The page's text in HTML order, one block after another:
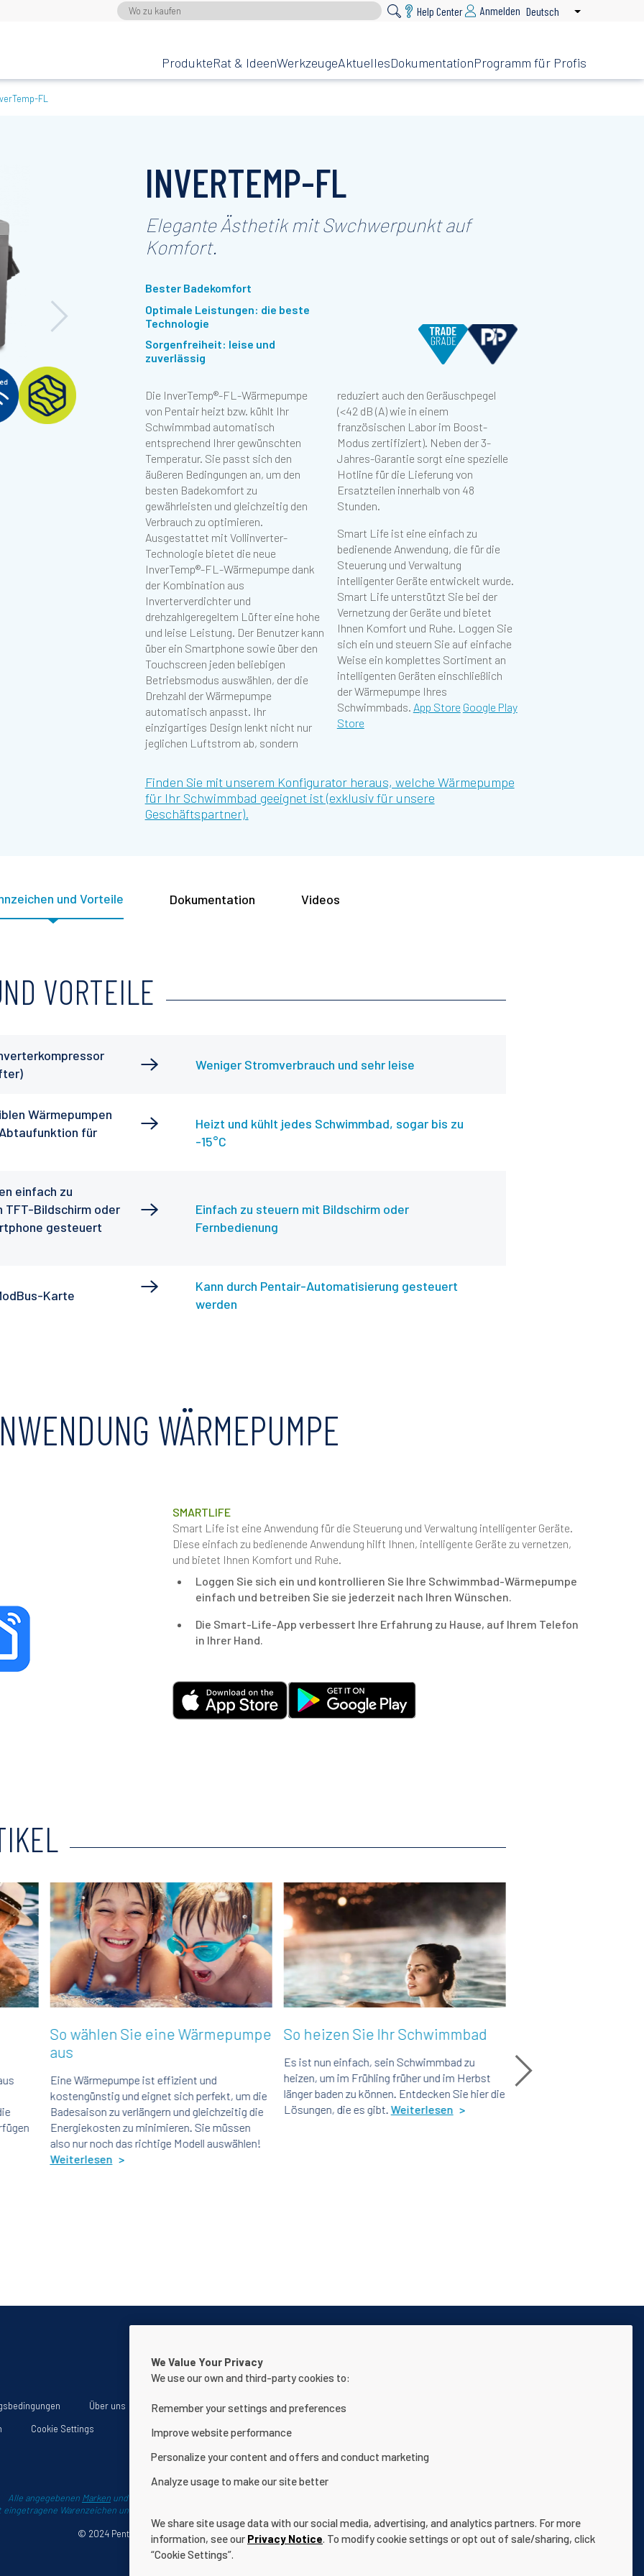
Help Center Anmelden Deutsch Weitere
ProdukteRat & IdeenWerkzeugeAktuellesDokumentationProgramm für Profis
FL
INVERTEMP-FL
Elegante Ästhetik mit Swchwerpunkt auf
Komfort.
Abbildung herunterladen
Bester Badekomfort
Optimale Leistungen: die beste
Technologie
Sorgenfreiheit: leise und
zuverlässig
Die InverTemp®-FL-Wärmepumpe
von Pentair heizt bzw. kühlt Ihr
Schwimmbad automatisch
entsprechend Ihrer gewünschten
Temperatur. Sie passt sich den
äußeren Bedingungen an, um den
besten Badekomfort zu
gewährleisten und gleichzeitig den
Verbrauch zu optimieren.
Ausgestattet mit Vollinverter-
Technologie bietet die neue
InverTemp®-FL-Wärmepumpe dank
der Kombination aus
Inverterverdichter und
drehzahlgeregeltem Lüfter eine hohe
und leise Leistung. Der Benutzer kann
über ein Smartphone sowie über den
Touchscreen jeden beliebigen
Betriebsmodus auswählen, der die
Drehzahl der Wärmepumpe
automatisch anpasst. Ihr
einzigartiges Design lenkt nicht nur
jeglichen Luftstrom ab, sondern
reduziert auch den Geräuschpegel
(<42 dB (A) wie in einem
französischen Labor im Boost-
Modus zertifiziert). Neben der 3-
Jahres-Garantie sorgt eine spezielle
Hotline für die Lieferung von
Ersatzteilen innerhalb von 48
Stunden.
Smart Life ist eine einfach zu
bedienende Anwendung, die für die
Steuerung und Verwaltung
intelligenter Geräte entwickelt wurde.
Smart Life unterstützt Sie bei der
Vernetzung der Geräte und bietet
Ihnen Komfort und Ruhe. Loggen Sie
sich ein und steuern Sie auf einfache
Weise ein komplettes Sortiment an
intelligenten Geräten einschließlich
der Wärmepumpe Ihres
Schwimmbads. App Store Google Play
Store
Finden Sie mit unserem Konfigurator heraus, welche Wärmepumpe
für Ihr Schwimmbad geeignet ist (exklusiv für unsere
Geschäftspartner).
und Vorteile Dokumentation Videos
VORTEILE
Weniger Stromverbrauch und sehr leise
Wärmepumpen
für
Heizt und kühlt jedes Schwimmbad, sogar bis zu
-15°C
einfach zu
TFT-Bildschirm oder
gesteuert
Einfach zu steuern mit Bildschirm oder
Fernbedienung
Karte
Kann durch Pentair-Automatisierung gesteuert
werden
WÄRMEPUMPE
SMARTLIFE
Smart Life ist eine Anwendung für die Steuerung und Verwaltung intelligenter Geräte.
Diese einfach zu bedienende Anwendung hilft Ihnen, intelligente Geräte zu vernetzen,
und bietet Ihnen Komfort und Ruhe.
Loggen Sie sich ein und kontrollieren Sie Ihre Schwimmbad-Wärmepumpe
einfach und betreiben Sie sie jederzeit nach Ihren Wünschen.
Die Smart-Life-App verbessert Ihre Erfahrung zu Hause, auf Ihrem Telefon
in Ihrer Hand.
Sie eine Wärmepumpe
ist effizient und
und eignet sich perfekt, um die
zu verlängern und gleichzeitig die
zu minimieren. Sie müssen
das richtige Modell auswählen!
So heizen Sie Ihr Schwimmbad
Es ist nun einfach, sein Schwimmbad zu
heizen, um im Frühling früher und im Herbst
länger baden zu können. Entdecken Sie hier die
Lösungen, die es gibt.Weiterlesen
Read
Die Wärmepumpe eines
Schwimmbads: unerlässlicher
Komfort und
verantwortungsvolle
Ausstattung
Über uns Erklärung zur Barrierefreiheit der Website
Cookie Settings
Alle angegebenen Marken und Logos von Pentair sind Eigentum von Pentair.
Warenzeichen und Logos von Drittherstellern sind Eigentum ihrer jeweiligen Eigentümer.
© 2024 Pentair. Alle Rechte vorbehalten.
We Value Your Privacy
We use our own and third-party cookies to:
Remember your settings and preferences
Improve website performance
Personalize your content and offers and conduct marketing
Analyze usage to make our site better
We share site usage data with our social media, advertising, and analytics partners. For more
information, see our Privacy Notice. To modify cookie settings or opt out of sale/sharing, click
“Cookie Settings”.